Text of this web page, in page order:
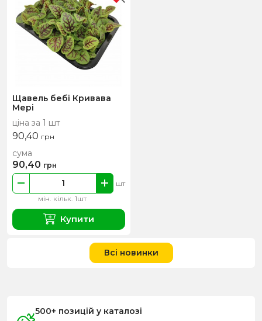
Щавель бебі Кривава
Мері
ціна за 1 шт
90,40 грн
мін. кільк. 1шт
шт
сума
90,40 грн
Купити
Всі новинки
500+ позицій у каталозі